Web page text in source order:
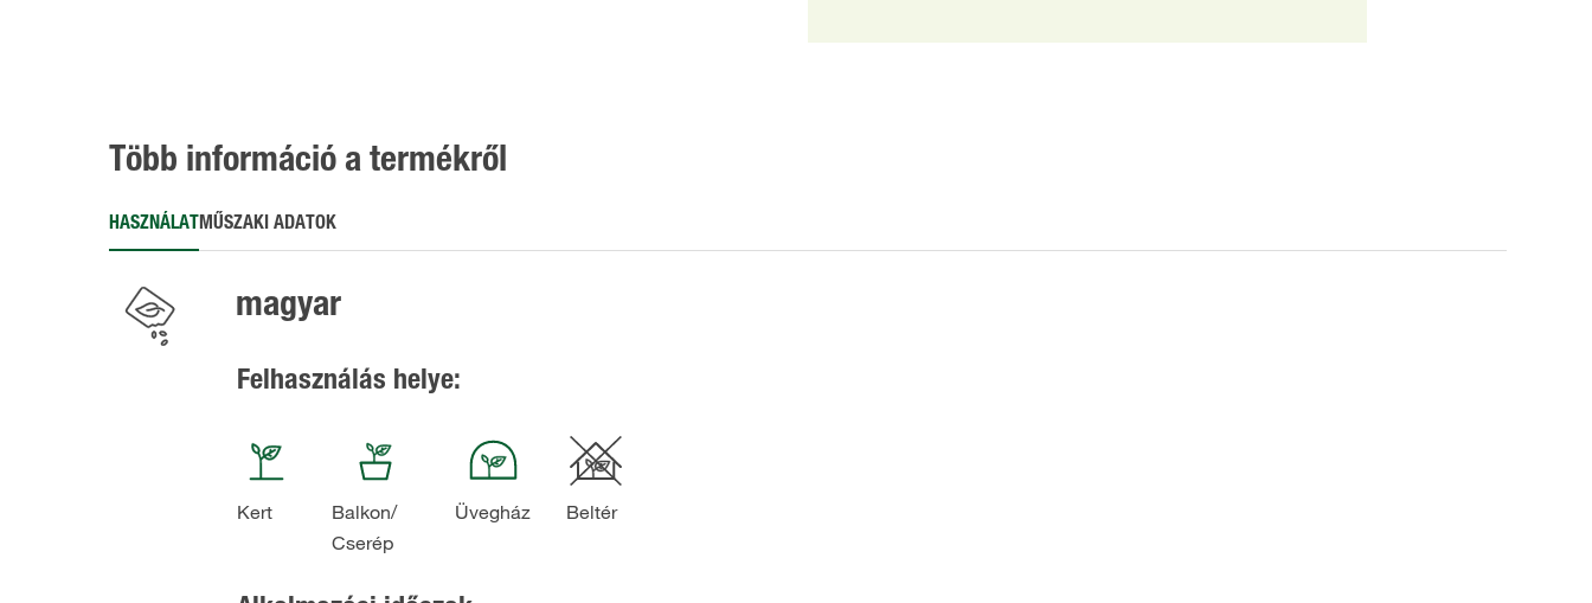
Több információ a termékről
HASZNÁLATMŰSZAKI ADATOK
magyar
Felhasználás helye:
Kert
Balkon/​
Cserép
Üvegház Beltér